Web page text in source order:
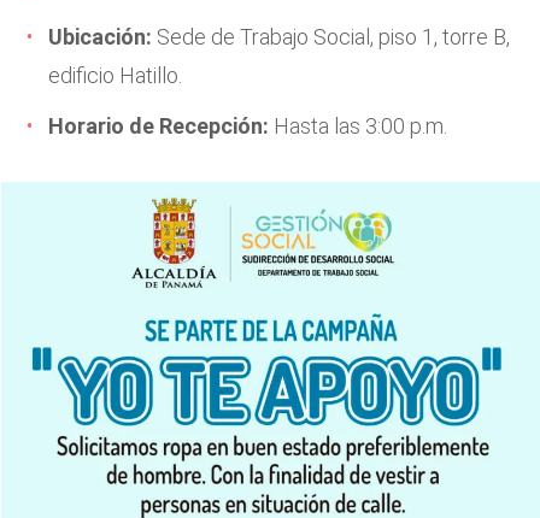
Ubicación: Sede de Trabajo Social, piso 1, torre B,
edificio Hatillo.
Horario de Recepción: Hasta las 3:00 p.m.